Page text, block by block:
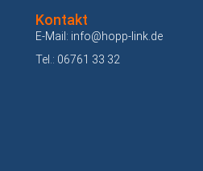
Kontakt
E-Mail: info@hopp-link.de
Tel.: 06761 33 32